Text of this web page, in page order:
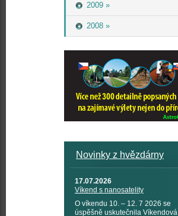
2009 »
2008 »
Novinky z hvězdárny
17.07.2026
Víkend s nanosatelity
O víkendu 10. – 12. 7 2026 se
úspěšně uskutečnila Víkendová